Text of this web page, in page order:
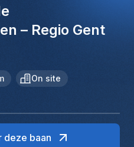
– Regio Gent
On site
deze baan